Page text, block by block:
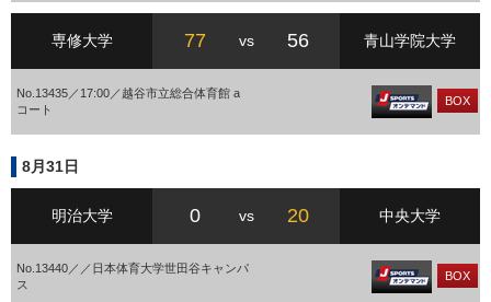
専修大学 77 vs 56 青山学院大学
No.13435／17:00／越谷市立総合体育館 a
コート
BOX
8月31日
明治大学 0 vs 20 中央大学
No.13440／／日本体育大学世田谷キャンパ
ス
BOX